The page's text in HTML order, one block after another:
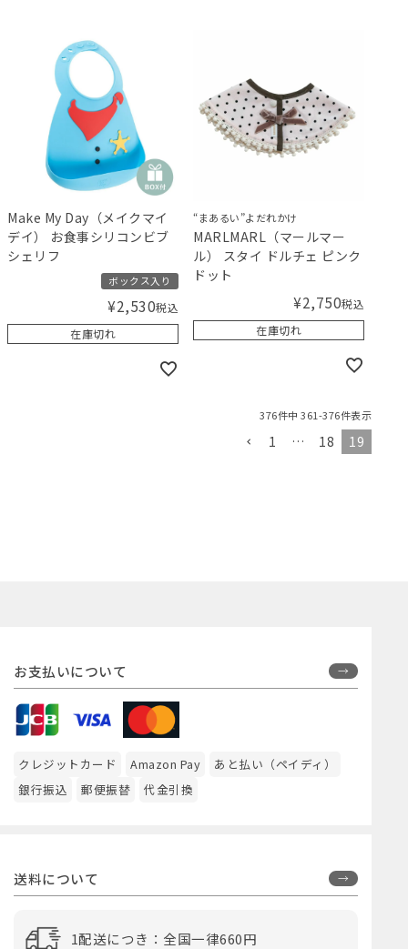
Make My Day（メイクマイ
デイ） お食事シリコンビブ
シェリフ
ボックス入り
¥2,530税込
在庫切れ
“まあるい”よだれかけ
MARLMARL（マールマー
ル） スタイ ドルチェ ピンク
ドット
¥2,750税込
在庫切れ
376件中 361-376件表示
1 … 18 19
お支払いについて
クレジットカード Amazon Pay
あと払い（ペイディ）
銀行振込
郵便振替 代金引換
送料について
1配送につき：全国一律660円